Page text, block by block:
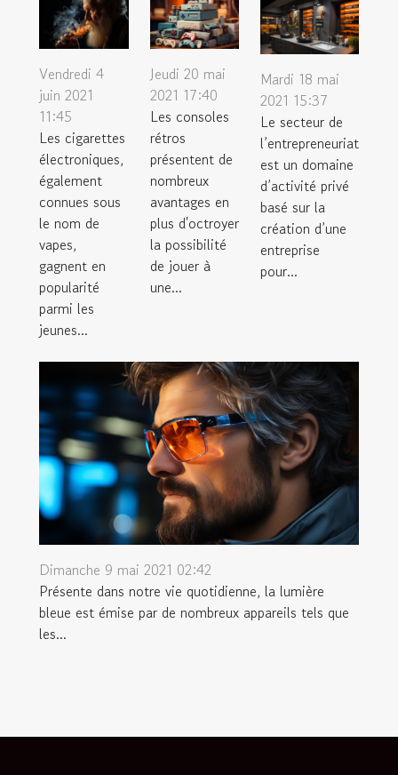
Vendredi 4
juin 2021
11:45
Les cigarettes
électroniques,
également
connues sous
le nom de
vapes,
gagnent en
popularité
parmi les
jeunes...
Jeudi 20 mai
2021 17:40
Les consoles
rétros
présentent de
nombreux
avantages en
plus d'octroyer
la possibilité
de jouer à
une...
Mardi 18 mai
2021 15:37
Le secteur de
l’entrepreneuriat
est un domaine
d’activité privé
basé sur la
création d’une
entreprise
pour...
Dimanche 9 mai 2021 02:42
Présente dans notre vie quotidienne, la lumière
bleue est émise par de nombreux appareils tels que
les...